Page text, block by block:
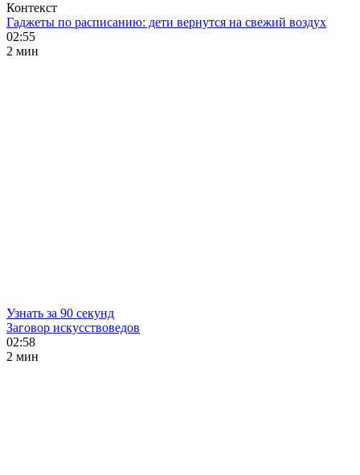
Контекст
Гаджеты по расписанию: дети вернутся на свежий воздух
02:55
2 мин
Узнать за 90 секунд
Заговор искусствоведов
02:58
2 мин